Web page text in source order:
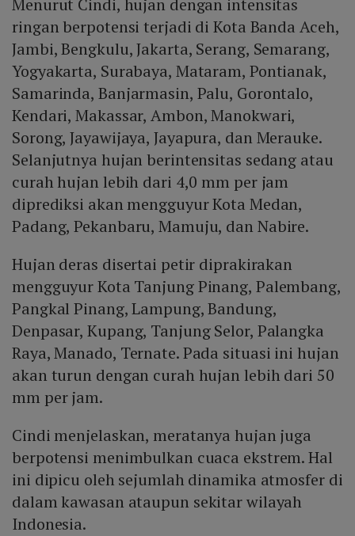
Menurut Cindi, hujan dengan intensitas
ringan berpotensi terjadi di Kota Banda Aceh,
Jambi, Bengkulu, Jakarta, Serang, Semarang,
Yogyakarta, Surabaya, Mataram, Pontianak,
Samarinda, Banjarmasin, Palu, Gorontalo,
Kendari, Makassar, Ambon, Manokwari,
Sorong, Jayawijaya, Jayapura, dan Merauke.
Selanjutnya hujan berintensitas sedang atau
curah hujan lebih dari 4,0 mm per jam
diprediksi akan mengguyur Kota Medan,
Padang, Pekanbaru, Mamuju, dan Nabire.
Hujan deras disertai petir diprakirakan
mengguyur Kota Tanjung Pinang, Palembang,
Pangkal Pinang, Lampung, Bandung,
Denpasar, Kupang, Tanjung Selor, Palangka
Raya, Manado, Ternate. Pada situasi ini hujan
akan turun dengan curah hujan lebih dari 50
mm per jam.
Cindi menjelaskan, meratanya hujan juga
berpotensi menimbulkan cuaca ekstrem. Hal
ini dipicu oleh sejumlah dinamika atmosfer di
dalam kawasan ataupun sekitar wilayah
Indonesia.